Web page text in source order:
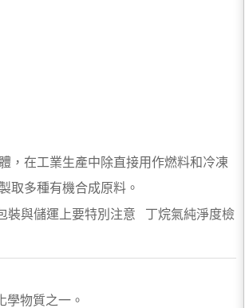
，在工業生產中除直接用作燃料和冷凍
取多種有機合成原料。
裝與儲運上要特別注意 丁烷氣純淨度檢
學物質之一。